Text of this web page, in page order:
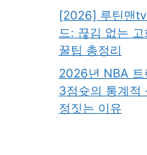
[2026] 루틴맨
드: 끊김 없는
꿀팁 총정리
2026년 NBA 트
3점슛의 통계적
정짓는 이유